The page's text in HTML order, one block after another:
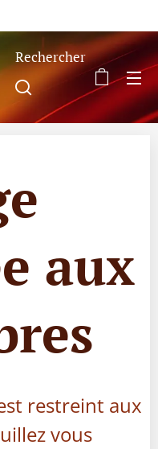
Rechercher
aux
restreint aux
vous